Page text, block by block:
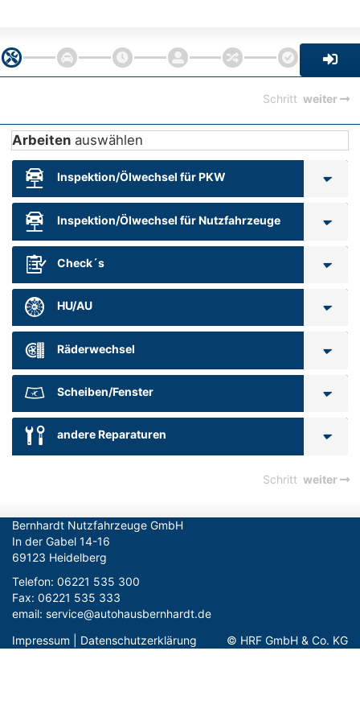
Schritt weiter
Arbeiten auswählen
Inspektion/Ölwechsel für PKW
Inspektion/Ölwechsel für Nutzfahrzeuge
Check´s
HU/AU
Räderwechsel
Scheiben/Fenster
andere Reparaturen
Schritt weiter
Bernhardt Nutzfahrzeuge GmbH
In der Gabel 14-16
69123 Heidelberg
Telefon: 06221 535 300
Fax: 06221 535 333
email: service@autohausbernhardt.de
Impressum
Datenschutzerklärung © HRF GmbH & Co. KG